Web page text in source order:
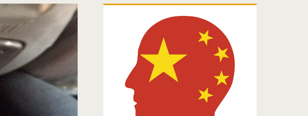
Primäre
Seitenleiste